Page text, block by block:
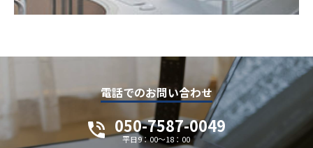
電話でのお問い合わせ
050-7587-0049
平日9：00～18：00